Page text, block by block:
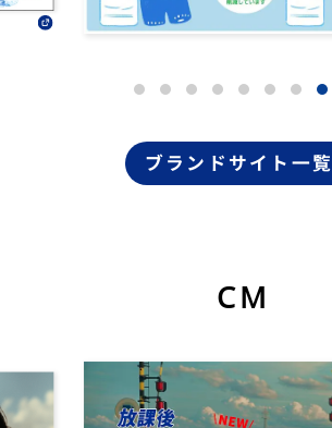
ブランドサイト一覧
CM